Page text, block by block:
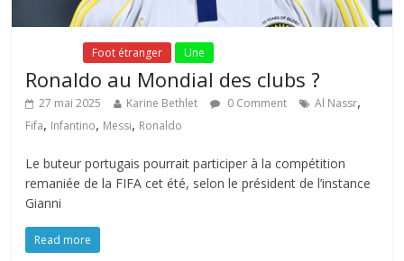
Foot étranger Une
Ronaldo au Mondial des clubs ?
27 mai 2025 Karine Bethlet 0 Comment Al Nassr,
Fifa, Infantino, Messi, Ronaldo
Le buteur portugais pourrait participer à la compétition
remaniée de la FIFA cet été, selon le président de l’instance
Gianni
Read more